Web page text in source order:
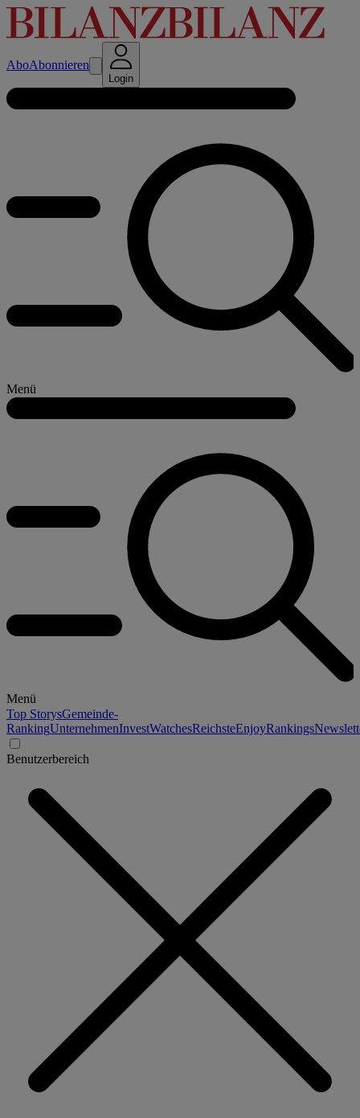
AboAbonnieren
Login
Menü
Menü
Top StorysGemeinde-
RankingUnternehmenInvestWatchesReichsteEnjoyRankings
Benutzerbereich